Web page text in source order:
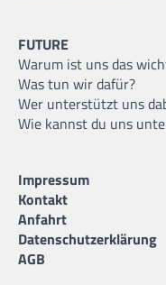
FUTURE
Warum ist uns das
Was tun wir dafür?
Wer unterstützt uns
Wie kannst du uns
Impressum
Kontakt
Anfahrt
Datenschutzerklärung
AGB